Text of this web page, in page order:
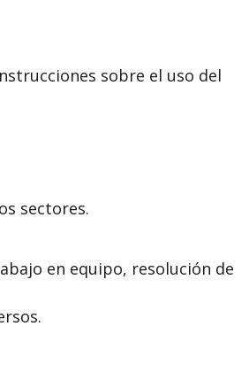
sobre el uso del
sectores.
en equipo, resolución de